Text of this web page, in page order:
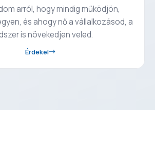
arról, hogy mindig működjön,
és ahogy nő a vállalkozásod, a
is növekedjen veled.
Érdekel